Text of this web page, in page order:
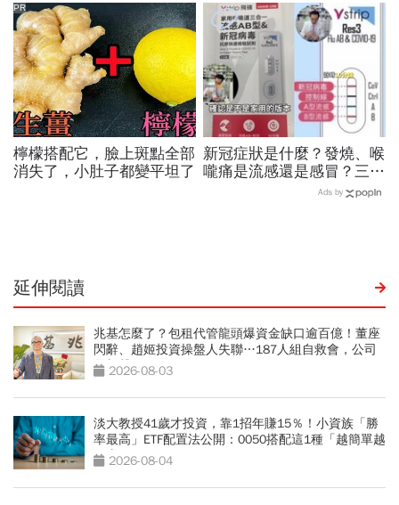
顆肺結節消失了
檸檬搭配它，臉上斑點全部
消失了，小肚子都變平坦了
PR
新冠症狀是什麼？發燒、喉
嚨痛是流感還是感冒？三合
一快篩一次驗3種，哪裡有
Ads by
延伸閱讀
兆基怎麼了？包租代管龍頭爆資金缺口逾百億！董座
閃辭、趙姬投資操盤人失聯…187人組自救會，公司
最新聲明
2026-08-03
淡大教授41歲才投資，靠1招年賺15％！小資族「勝
率最高」ETF配置法公開：0050搭配這1種「越簡單越
好賺」
2026-08-04